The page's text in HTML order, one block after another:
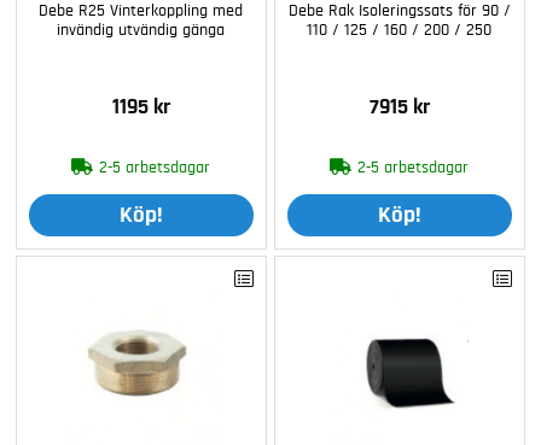
Debe R25 Vinterkoppling med
invändig utvändig gänga
1195 kr
2-5 arbetsdagar
Köp!
Debe Rak Isoleringssats för 90 /
110 / 125 / 160 / 200 / 250
7915 kr
2-5 arbetsdagar
Köp!